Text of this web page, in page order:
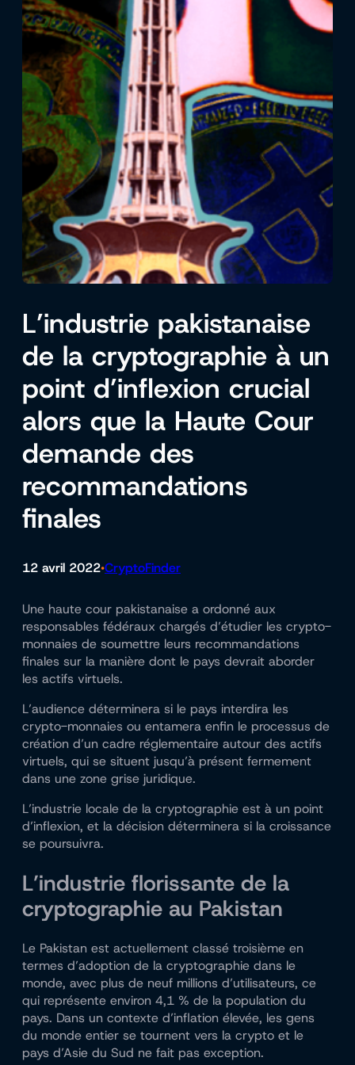
L’industrie pakistanaise
de la cryptographie à un
point d’inflexion crucial
alors que la Haute Cour
demande des
recommandations
finales
12 avril 2022•CryptoFinder
Une haute cour pakistanaise a ordonné aux
responsables fédéraux chargés d’étudier les crypto-
monnaies de soumettre leurs recommandations
finales sur la manière dont le pays devrait aborder
les actifs virtuels.
L’audience déterminera si le pays interdira les
crypto-monnaies ou entamera enfin le processus de
création d’un cadre réglementaire autour des actifs
virtuels, qui se situent jusqu’à présent fermement
dans une zone grise juridique.
L’industrie locale de la cryptographie est à un point
d’inflexion, et la décision déterminera si la croissance
se poursuivra.
L’industrie florissante de la
cryptographie au Pakistan
Le Pakistan est actuellement classé troisième en
termes d’adoption de la cryptographie dans le
monde, avec plus de neuf millions d’utilisateurs, ce
qui représente environ 4,1 % de la population du
pays. Dans un contexte d’inflation élevée, les gens
du monde entier se tournent vers la crypto et le
pays d’Asie du Sud ne fait pas exception.